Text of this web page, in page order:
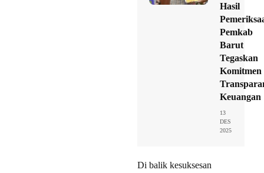
Hasil
Pemkab
Barut
Tegaskan
Komitmen
Keuangan
13
DES
2025
Di balik kesuksesan